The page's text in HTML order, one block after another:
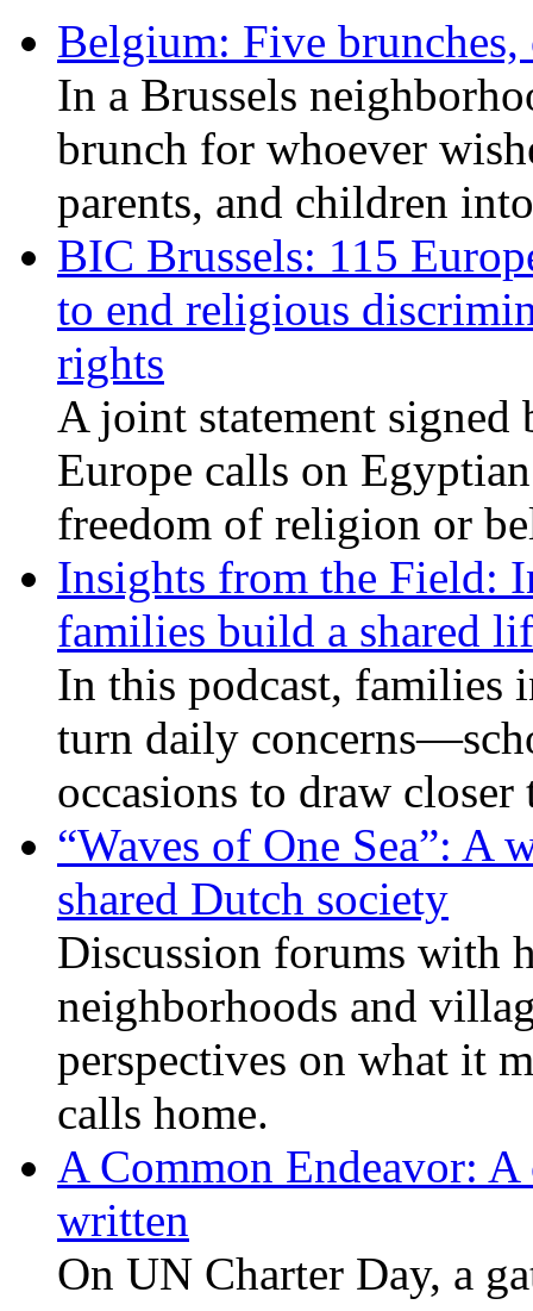
Belgium: Five
In a Brussels
brunch for whoever
parents, and children
BIC Brussels: 115
to end religious
rights
A joint statement signed
Europe calls on
freedom of religion or
Insights from the Field:
families build a shared
In this podcast, families
turn daily
occasions to draw
“Waves of One Sea”:
shared Dutch society
Discussion forums with
neighborhoods and
perspectives on what it
calls home.
A Common Endeavor:
written
On UN Charter Day, a